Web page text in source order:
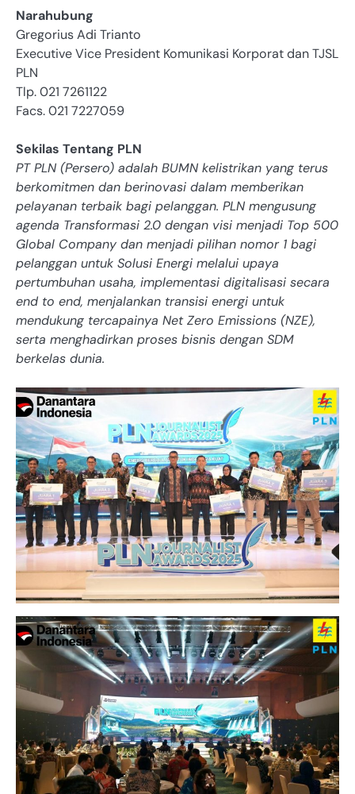
Narahubung
Gregorius Adi Trianto
Executive Vice President Komunikasi Korporat dan TJSL
PLN
Tlp. 021 7261122
Facs. 021 7227059
Sekilas Tentang PLN
PT PLN (Persero) adalah BUMN kelistrikan yang terus
berkomitmen dan berinovasi dalam memberikan
pelayanan terbaik bagi pelanggan. PLN mengusung
agenda Transformasi 2.0 dengan visi menjadi Top 500
Global Company dan menjadi pilihan nomor 1 bagi
pelanggan untuk Solusi Energi melalui upaya
pertumbuhan usaha, implementasi digitalisasi secara
end to end, menjalankan transisi energi untuk
mendukung tercapainya Net Zero Emissions (NZE),
serta menghadirkan proses bisnis dengan SDM
berkelas dunia.